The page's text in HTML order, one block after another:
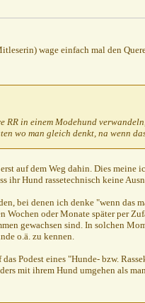
wage einfach mal den
RR in einem Modehund
wo man gleich denkt, na wenn
auf dem Weg dahin. Dies
ihr Hund rassetechnisch keine
bei denen ich denke "wenn das
Wochen oder Monate später per
gewachsen sind. In solchen
o.ä. zu kennen.
Podest eines "Hunde- bzw.
mit ihrem Hund umgehen als